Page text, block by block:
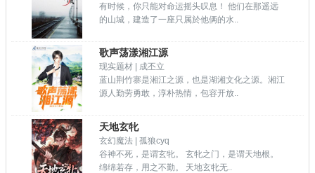
有时候，你只能对命运摇头叹息！ 他们在那遥远
的山城，建造了一座只属於他俩的水..
歌声荡漾湘江源
现实题材 | 成丕立
蓝山荆竹寨是湘江之源，也是湖湘文化之源。湘江
源人勤劳勇敢，淳朴热情，包容开放..
天地玄牝
玄幻魔法 | 孤狼cyq
谷神不死，是谓玄牝。 玄牝之门，是谓天地根。
绵绵若存，用之不勤。 天地玄牝无..